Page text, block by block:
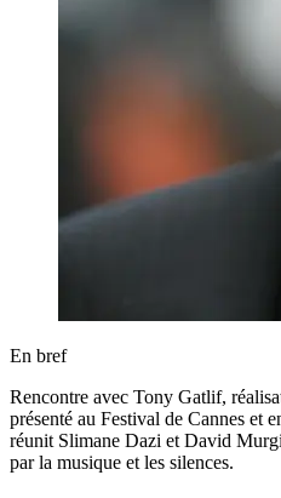
En bref
Rencontre avec Tony Gatlif,
présenté au Festival de Cannes et
réunit Slimane Dazi et David
par la musique et les silences.